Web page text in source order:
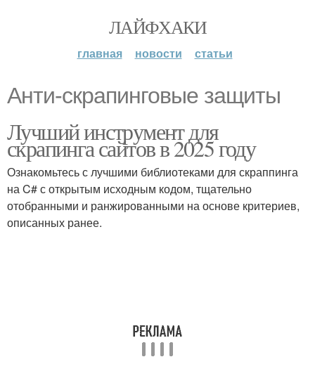
ЛАЙФХАКИ
главная новости статьи
Анти-скрапинговые защиты
Лучший инструмент для
скрапинга сайтов в 2025 году
Ознакомьтесь с лучшими библиотеками для скраппинга
на C# с открытым исходным кодом, тщательно
отобранными и ранжированными на основе критериев,
описанных ранее.